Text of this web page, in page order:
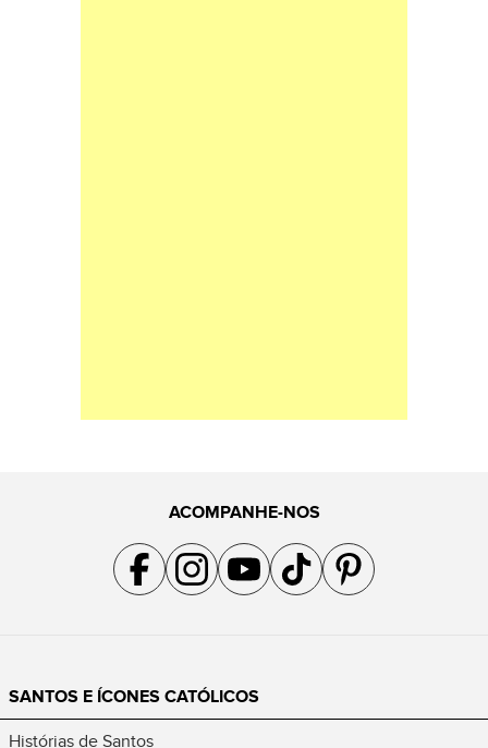
ACOMPANHE-NOS
Acompanhe a gente no Facebook
Acompanhe a gente no Instagram
Acompanhe a gente no YouTube
Acompanhe a gente no TikTok
Acompanhe a gente no
SANTOS E ÍCONES CATÓLICOS
Histórias de Santos